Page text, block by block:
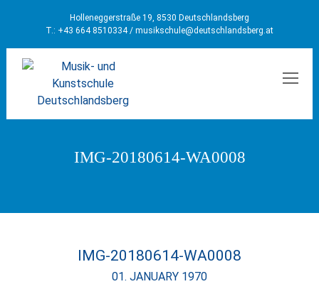
Holleneggerstraße 19, 8530 Deutschlandsberg
T.: +43 664 8510334 / musikschule@deutschlandsberg.at
IMG-20180614-WA0008
IMG-20180614-WA0008
01. JANUARY 1970